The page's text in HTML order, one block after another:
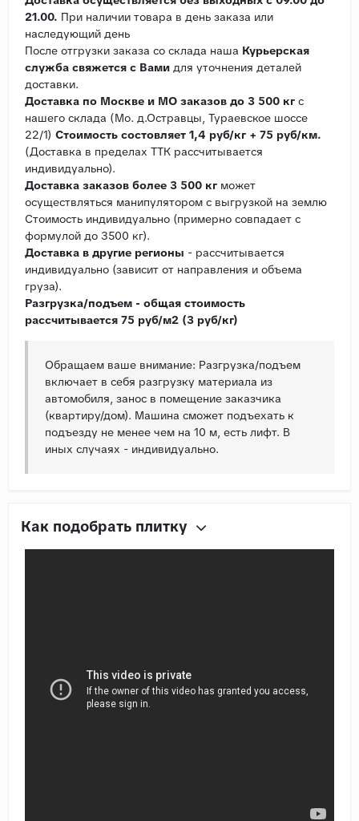
21.00. При наличии товара в день заказа или
наследующий день
После отгрузки заказа со склада наша Курьерская
служба свяжется с Вами для уточнения деталей
доставки.
Доставка по Москве и МО заказов до 3 500 кг с
нашего склада (Мо. д.Остравцы, Тураевское шоссе
22/1) Стоимость состовляет 1,4 руб/кг + 75 руб/км.
(Доставка в пределах ТТК рассчитывается
индивидуально).
Доставка заказов более 3 500 кг может
осуществляться манипулятором с выгрузкой на землю
Стоимость индивидуально (примерно совпадает с
формулой до 3500 кг).
Доставка в другие регионы - рассчитывается
индивидуально (зависит от направления и объема
груза).
Разгрузка/подъем - общая стоимость
рассчитывается 75 руб/м2 (3 руб/кг)
Обращаем ваше внимание: Разгрузка/подъем
включает в себя разгрузку материала из
автомобиля, занос в помещение заказчика
(квартиру/дом). Машина сможет подъехать к
подъезду не менее чем на 10 м, есть лифт. В
иных случаях - индивидуально.
Как подобрать плитку